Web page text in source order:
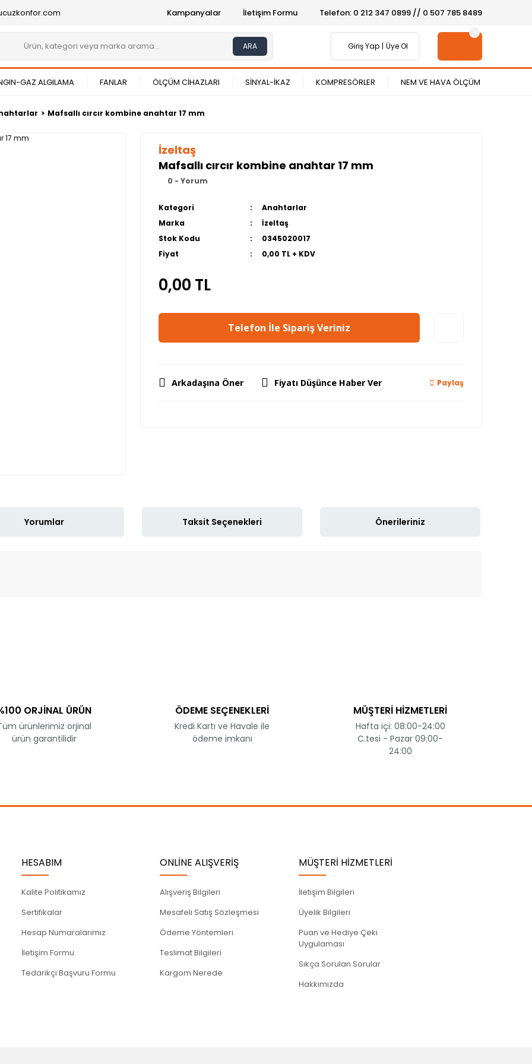
Kampanyalar İletişim Formu Telefon: 0 212 347 0899 // 0 507 785 8489
ARA Giriş Yap Üye Ol
GAZ ALGILAMA FANLAR ÖLÇÜM CİHAZLARI SİNYAL-İKAZ KOMPRESÖRLER NEM VE HAVA ÖLÇÜM
Mafsallı cırcır kombine anahtar 17 mm
İzeltaş
Mafsallı cırcır kombine anahtar 17 mm
0 - Yorum
Kategori
Anahtarlar
Marka
İzeltaş
Stok Kodu
0345020017
Fiyat
0,00 TL + KDV
0,00 TL
Telefon İle Sipariş Veriniz
Arkadaşına Öner Fiyatı Düşünce Haber Ver Paylaş
Yorumlar Taksit Seçenekleri Önerileriniz
Gönder
ORJİNAL ÜRÜN
ürünlerimiz orjinal
ürün garantilidir
ÖDEME SEÇENEKLERİ
Kredi Kartı ve Havale ile
ödeme imkanı
MÜŞTERİ HİZMETLERİ
Hafta içi: 08:00-24:00
C.tesi - Pazar 09:00-
24:00
HESABIM
Kalite Politikamız
Sertifikalar
Hesap Numaralarımız
İletişim Formu
Tedarikçi Başvuru Formu
ONLİNE ALIŞVERİŞ
Alışveriş Bilgileri
Mesafeli Satış Sözleşmesi
Ödeme Yöntemleri
Teslimat Bilgileri
Kargom Nerede
MÜŞTERİ HİZMETLERİ
İletişim Bilgileri
Üyelik Bilgileri
Puan ve Hediye Çeki
Uygulaması
Sıkça Sorulan Sorular
Hakkımızda